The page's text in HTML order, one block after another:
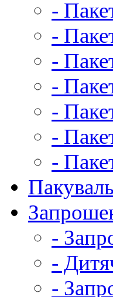
-
-
-
-
-
-
-
-
-
-